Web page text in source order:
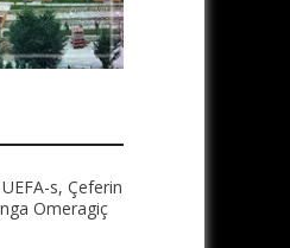
s, Çeferin
Omeragiç